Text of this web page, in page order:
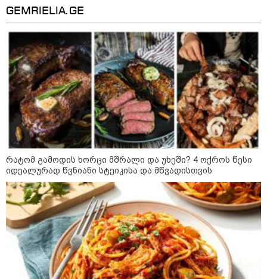
"ქალაქი დავთმე, მაგრამ
ქალურობა - არა. ვერ იჯერებენ
ფერმერი თუ ვარ" - როგორ
ცხოვრობს ახალგაზრდა ქალი,
რომელიც ქალაქიდან სოფლად
გადავიდა და ფერმერი გახდა
09:36 / 08-08-2026
"ბავშვობიდან ასე ვარ..
ფანატიკურად ვარ შეყვარებული
საქართველოზე" - გაიცანით
მარტინ გუიმჯიანი, ქართულ
ენასა და საქართველოზე
შეყვარებული სომეხი ბიჭი
23:15 / 07-08-2026
ამოუცნობი ანომალიური
მოვლენები - ტრამპის
ადმინისტრაციამ “UFO”- ს
ფაილების მორიგი პაკეტი
გამოაქვეყნა
22:30 / 07-08-2026
GEMRIELIA.GE
რატომ გამოდის ხორცი მშრალი და უხეში? 4 ოქროს წესი
იდეალურად წვნიანი სტეიკისა და მწვადისთვის